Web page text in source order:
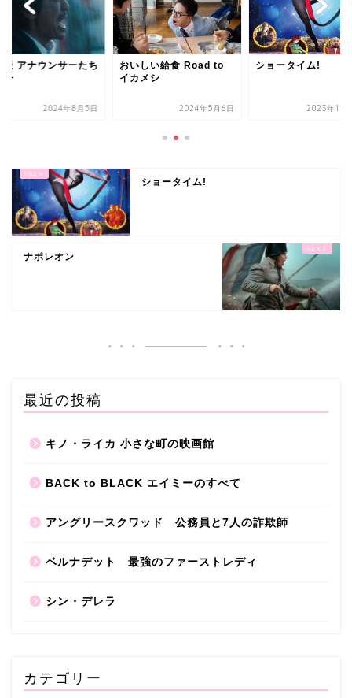
版 アナウンサーたち
争
2024年8月5日
おいしい給食 Road to
イカメシ
2024年5月6日
ショータイム!
2023年11
ショータイム!
ナポレオン
最近の投稿
キノ・ライカ 小さな町の映画館
BACK to BLACK エイミーのすべて
アングリースクワッド 公務員と7人の詐欺師
ベルナデット 最強のファーストレディ
シン・デレラ
カテゴリー